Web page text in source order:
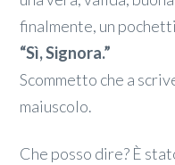
finalmente, un
“Sì, Signora.”
Scommetto che a
maiuscolo.
Che posso dire? È